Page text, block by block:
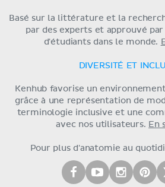
Basé sur la littérature et la
par des experts et approuvé
d'étudiants dans le monde.
DIVERSITÉ ET
Kenhub favorise un
grâce à une représentation de
terminologie inclusive et une
avec nos utilisateurs. En
Pour plus d'anatomie au